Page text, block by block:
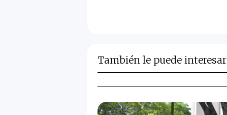
También le puede interesar